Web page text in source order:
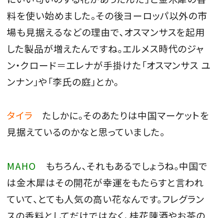
料を使い始めました。その後ヨーロッパ以外の市
場も見据えるなどの理由で、オスマンサスを起用
した製品が増えたんですね。エルメス時代のジャ
ン・クロード＝エレナが手掛けた「オスマンサス ユ
ンナン」や「李氏の庭」とか。
タイラ たしかに。そのあたりは中国マーケットを
見据えているのかなと思っていました。
MAHO もちろん、それもあるでしょうね。中国で
は金木犀はその開花が幸運をもたらすと言われ
ていて、とても人気の高い花なんです。フレグラン